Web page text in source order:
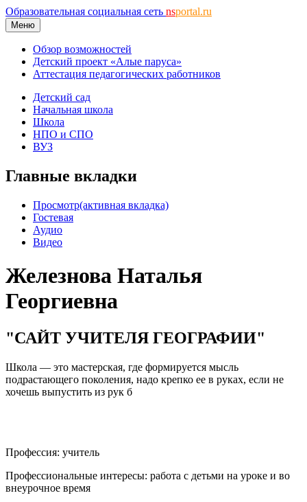
Образовательная социальная сеть nsportal.ru
Меню
Обзор возможностей
Детский проект «Алые паруса»
Аттестация педагогических работников
Детский сад
Начальная школа
Школа
НПО и СПО
ВУЗ
Главные вкладки
Просмотр(активная вкладка)
Гостевая
Аудио
Видео
Железнова Наталья
Георгиевна
"САЙТ УЧИТЕЛЯ ГЕОГРАФИИ"
Школа — это мастерская, где формируется мысль
подрастающего поколения, надо крепко ее в руках, если не
хочешь выпустить из рук б
Профессия: учитель
Профессиональные интересы: работа с детьми на уроке и во
внеурочное время